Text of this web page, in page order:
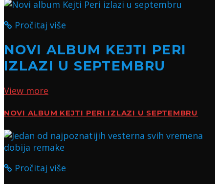
Pročitaj više
NOVI ALBUM KEJTI PERI
IZLAZI U SEPTEMBRU
View more
NOVI ALBUM KEJTI PERI IZLAZI U SEPTEMBRU
Pročitaj više